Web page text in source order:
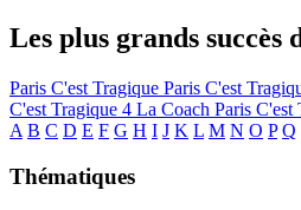
Les plus grands succès
Paris C'est Tragique Paris C'est
C'est Tragique 4 La Coach Paris C'est
A B C D E F G H I J K L M N O P Q
Thématiques